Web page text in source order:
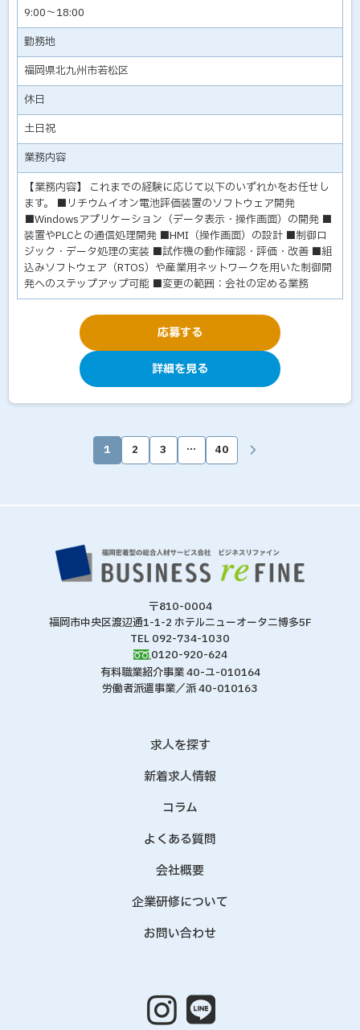
9:00～18:00
勤務地
福岡県北九州市若松区
休日
土日祝
業務内容
【業務内容】 これまでの経験に応じて以下のいずれかをお任せし
ます。 ■リチウムイオン電池評価装置のソフトウェア開発
■Windowsアプリケーション（データ表示・操作画面）の開発 ■
装置やPLCとの通信処理開発 ■HMI（操作画面）の設計 ■制御ロ
ジック・データ処理の実装 ■試作機の動作確認・評価・改善 ■組
込みソフトウェア（RTOS）や産業用ネットワークを用いた制御開
発へのステップアップ可能 ■変更の範囲：会社の定める業務
応募する
詳細を見る
1 2 3 … 40
〒810-0004
福岡市中央区渡辺通1-1-2 ホテルニューオータニ博多5F
TEL 092-734-1030
0120-920-624
有料職業紹介事業 40-ユ-010164
労働者派遣事業／派 40-010163
求人を探す
新着求人情報
コラム
よくある質問
会社概要
企業研修について
お問い合わせ